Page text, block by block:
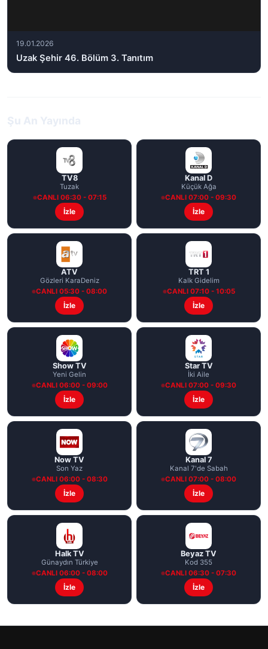
19.01.2026
Uzak Şehir 46. Bölüm 3. Tanıtım
TV8
Tuzak
CANLI 06:30 - 07:15
İzle
Kanal D
Küçük Ağa
CANLI 07:00 - 09:30
İzle
ATV
Gözleri KaraDeniz
CANLI 05:30 - 08:00
İzle
TRT 1
Kalk Gidelim
CANLI 07:10 - 10:05
İzle
Show TV
Yeni Gelin
CANLI 06:00 - 09:00
İzle
Star TV
İki Aile
CANLI 07:00 - 09:30
İzle
Now TV
Son Yaz
CANLI 06:00 - 08:30
İzle
Kanal 7
Kanal 7'de Sabah
CANLI 07:00 - 08:00
İzle
Halk TV
Günaydın Türkiye
CANLI 06:00 - 08:00
İzle
Beyaz TV
Kod 355
CANLI 06:30 - 07:30
İzle